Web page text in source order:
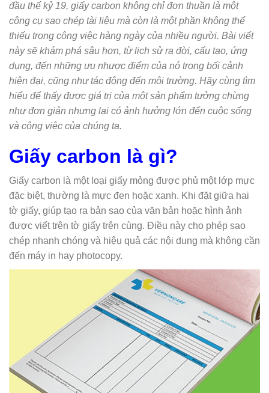
đầu thế kỷ 19, giấy carbon không chỉ đơn thuần là một
công cụ sao chép tài liệu mà còn là một phần không thể
thiếu trong công việc hàng ngày của nhiều người. Bài viết
này sẽ khám phá sâu hơn, từ lịch sử ra đời, cấu tạo, ứng
dụng, đến những ưu nhược điểm của nó trong bối cảnh
hiện đại, cũng như tác động đến môi trường. Hãy cùng tìm
hiểu để thấy được giá trị của một sản phẩm tưởng chừng
như đơn giản nhưng lại có ảnh hưởng lớn đến cuộc sống
và công việc của chúng ta.
Giấy carbon là gì?
Giấy carbon là một loại giấy mỏng được phủ một lớp mực
đặc biệt, thường là mực đen hoặc xanh. Khi đặt giữa hai
tờ giấy, giúp tạo ra bản sao của văn bản hoặc hình ảnh
được viết trên tờ giấy trên cùng. Điều này cho phép sao
chép nhanh chóng và hiệu quả các nội dung mà không cần
đến máy in hay photocopy.